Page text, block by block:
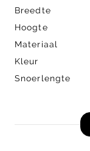
Breedte
Hoogte
Materiaal
Kleur
Snoerlengte